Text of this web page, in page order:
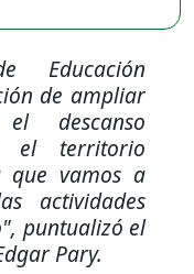
Educación
de ampliar
descanso
el territorio
que vamos a
actividades
puntualizó el
Pary.